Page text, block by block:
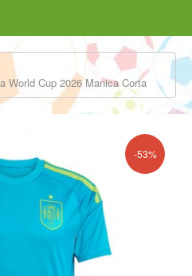
World Cup 2026 Manica Corta
-53%